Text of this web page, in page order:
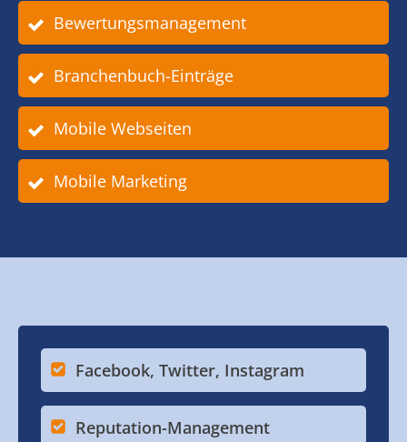
Bewertungsmanagement
Branchenbuch-Einträge
Mobile Webseiten
Mobile Marketing
Facebook, Twitter, Instagram
Reputation-Management